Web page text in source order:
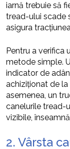
iarnă trebuie să
tread-ului scade
asigura
Pentru a verifica
metode simple.
indicator de
achiziționat de
asemenea, un
canelurile tread-
vizibile,
2. Vârsta